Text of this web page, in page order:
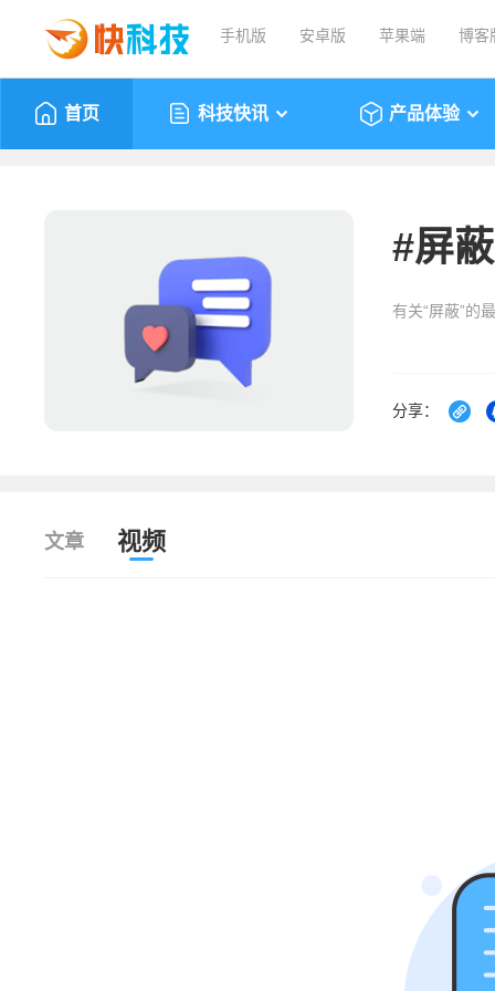
手机版 安卓版 苹果端 博客
首页 科技快讯 产品体验
#屏蔽
有关“屏蔽”的
分享：
文章 视频